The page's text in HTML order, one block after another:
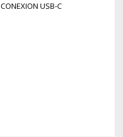
CONEXION USB-C